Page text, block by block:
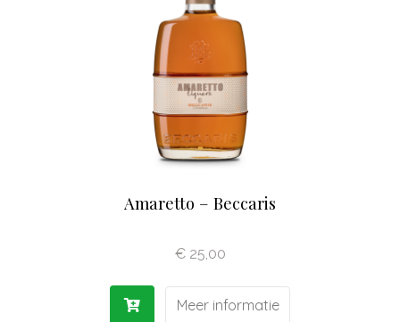
Amaretto – Beccaris
€25,00
Meer informatie